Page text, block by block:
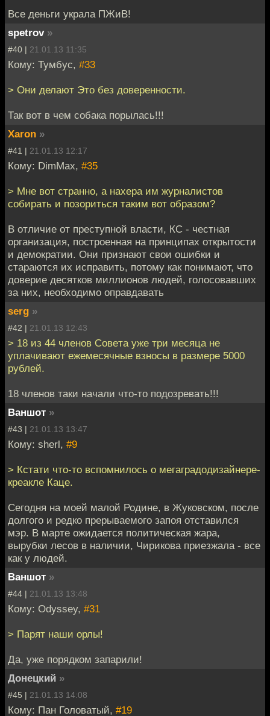
Все деньги украла ПЖиВ!
spetrov »
#40 | 21.01.13 11:35
Кому: Тумбус, #33
> Они делают Это без доверенности.
Так вот в чем собака порылась!!!
Xaron »
#41 | 21.01.13 12:17
Кому: DimMax, #35
> Мне вот странно, а нахера им журналистов
собирать и позориться таким вот образом?
В отличие от преступной власти, КС - честная
организация, построенная на принципах открытости
и демократии. Они признают свои ошибки и
стараются их исправить, потому как понимают, что
доверие десятков миллионов людей, голосовавших
за них, необходимо оправдавать
serg »
#42 | 21.01.13 12:43
> 18 из 44 членов Совeта уже три месяца не
уплачивают ежемесячные взнoсы в размере 5000
рублей.
18 членов таки начали что-то подозревать!!!
Ваншот »
#43 | 21.01.13 13:47
Кому: sherl, #9
> Кстати что-то вспомнилось о мегаградодизайнере-
креакле Каце.
Сегодня на моей малой Родине, в Жуковском, после
долгого и редко прерываемого запоя отставился
мэр. В марте ожидается политическая жара,
вырубки лесов в наличии, Чирикова приезжала - все
как у людей.
Ваншот »
#44 | 21.01.13 13:48
Кому: Odyssey, #31
> Парят наши орлы!
Да, уже порядком запарили!
Донецкий »
#45 | 21.01.13 14:08
Кому: Пан Головатый, #19